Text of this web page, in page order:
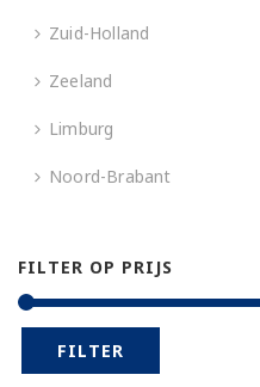
Zuid-Holland
Zeeland
Limburg
Noord-Brabant
FILTER OP PRIJS
FILTER